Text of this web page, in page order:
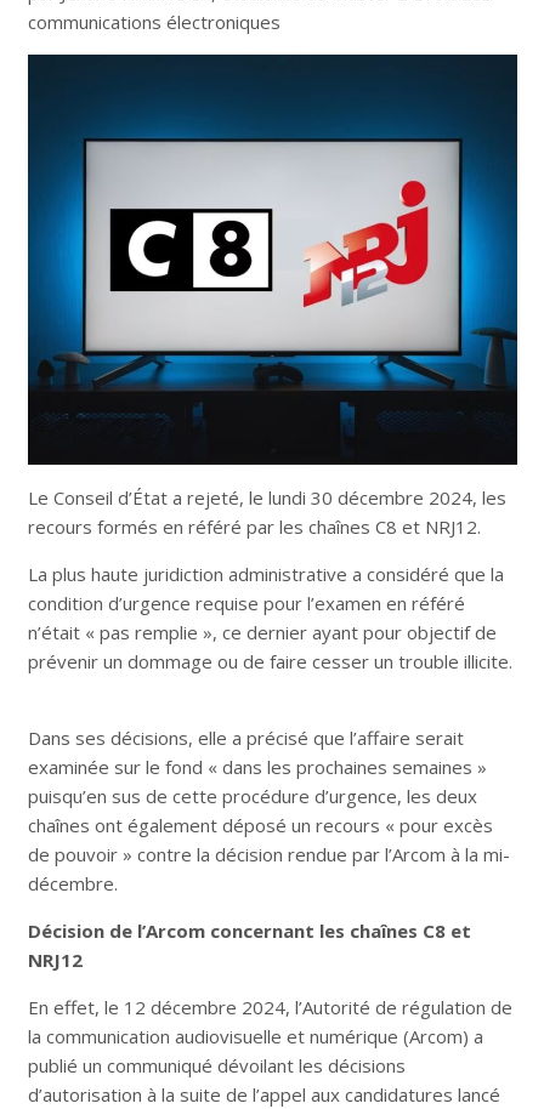
communications électroniques
Le Conseil d’État a rejeté, le lundi 30 décembre 2024, les
recours formés en référé par les chaînes C8 et NRJ12.
La plus haute juridiction administrative a considéré que la
condition d’urgence requise pour l’examen en référé
n’était « pas remplie », ce dernier ayant pour objectif de
prévenir un dommage ou de faire cesser un trouble illicite.
Dans ses décisions, elle a précisé que l’affaire serait
examinée sur le fond « dans les prochaines semaines »
puisqu’en sus de cette procédure d’urgence, les deux
chaînes ont également déposé un recours « pour excès
de pouvoir » contre la décision rendue par l’Arcom à la mi-
décembre.
Décision de l’Arcom concernant les chaînes C8 et
NRJ12
En effet, le 12 décembre 2024, l’Autorité de régulation de
la communication audiovisuelle et numérique (Arcom) a
publié un communiqué dévoilant les décisions
d’autorisation à la suite de l’appel aux candidatures lancé